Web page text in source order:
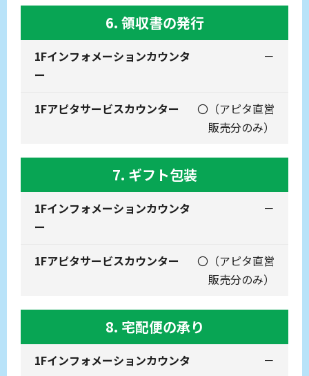
6. 領収書の発行
－
〇 （アピタ直営
販売分のみ）
7. ギフト包装
－
〇 （アピタ直営
販売分のみ）
8. 宅配便の承り
－